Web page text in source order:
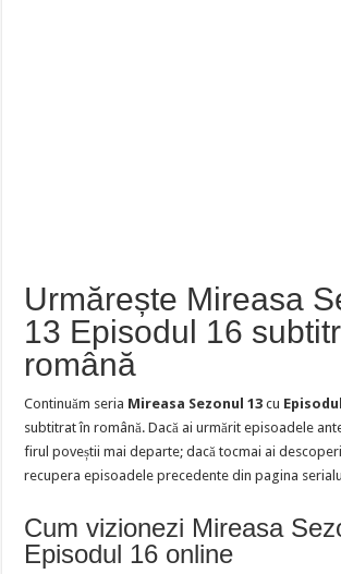
Urmărește Mireasa
13 Episodul 16
română
Continuăm seria Mireasa Sezonul 13 cu
subtitrat în română. Dacă ai urmărit episoadele
firul poveștii mai departe; dacă tocmai ai
recupera episoadele precedente din pagina
Cum vizionezi Mireasa
Episodul 16 online